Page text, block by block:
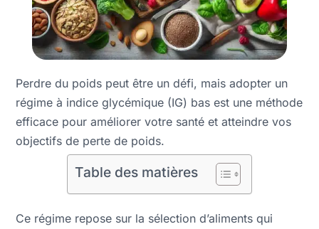
Perdre du poids peut être un défi, mais adopter un
régime à indice glycémique (IG) bas est une méthode
efficace pour améliorer votre santé et atteindre vos
objectifs de perte de poids.
Table des matières
Ce régime repose sur la sélection d’aliments qui